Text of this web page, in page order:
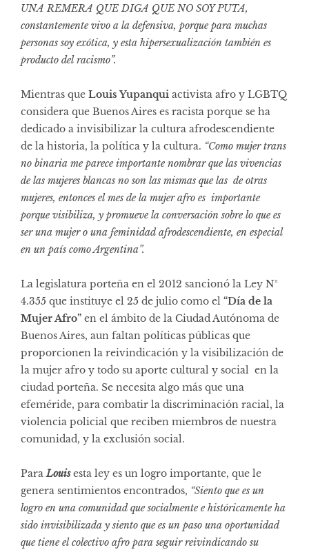
UNA REMERA QUE DIGA QUE NO SOY PUTA,
constantemente vivo a la defensiva, porque para muchas
personas soy exótica, y esta hipersexualización también es
producto del racismo”.
Mientras que Louis Yupanqui activista afro y LGBTQ
considera que Buenos Aires es racista porque se ha
dedicado a invisibilizar la cultura afrodescendiente
de la historia, la política y la cultura. “Como mujer trans
no binaria me parece importante nombrar que las vivencias
de las mujeres blancas no son las mismas que las de otras
mujeres, entonces el mes de la mujer afro es importante
porque visibiliza, y promueve la conversación sobre lo que es
ser una mujer o una feminidad afrodescendiente, en especial
en un país como Argentina”.
La legislatura porteña en el 2012 sancionó la Ley N°
4.355 que instituye el 25 de julio como el “Día de la
Mujer Afro” en el ámbito de la Ciudad Autónoma de
Buenos Aires, aun faltan políticas públicas que
proporcionen la reivindicación y la visibilización de
la mujer afro y todo su aporte cultural y social en la
ciudad porteña. Se necesita algo más que una
efeméride, para combatir la discriminación racial, la
violencia policial que reciben miembros de nuestra
comunidad, y la exclusión social.
Para Louisesta ley es un logro importante, que le
genera sentimientos encontrados, “Siento que es un
logro en una comunidad que socialmente e históricamente ha
sido invisibilizada y siento que es un paso una oportunidad
que tiene el colectivo afro para seguir reivindicando su